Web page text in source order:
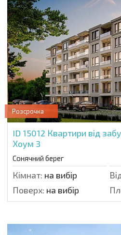
Розсрочка
ID 15012 Квартири від
Хоум 3
Сонячний берег
Кімнат: на вибір
Поверх: на вибір